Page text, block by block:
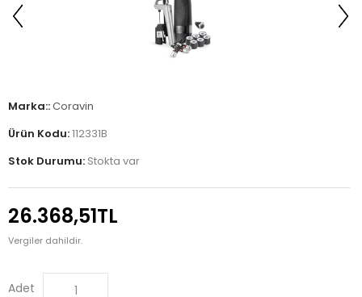
Marka::Coravin
Ürün Kodu:112331B
Stok Durumu: Stokta var
26.368,51TL
Vergiler dahildir.
Adet